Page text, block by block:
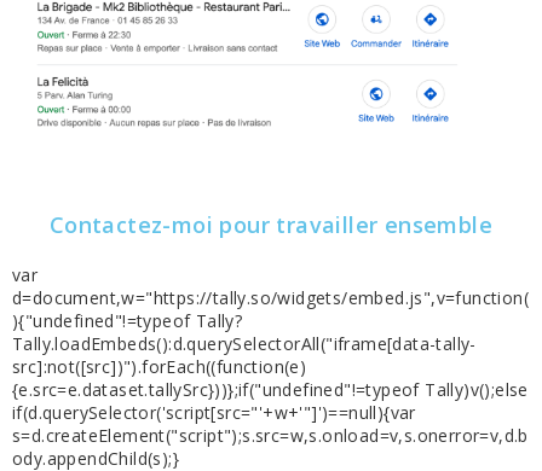
Contactez-moi pour travailler ensemble
var
d=document,w="https://tally.so/widgets/embed.js",v=function(
){"undefined"!=typeof Tally?
Tally.loadEmbeds():d.querySelectorAll("iframe[data-tally-
src]:not([src])").forEach((function(e)
{e.src=e.dataset.tallySrc}))};if("undefined"!=typeof Tally)v();else
if(d.querySelector('script[src="'+w+'"]')==null){var
s=d.createElement("script");s.src=w,s.onload=v,s.onerror=v,d.b
ody.appendChild(s);}